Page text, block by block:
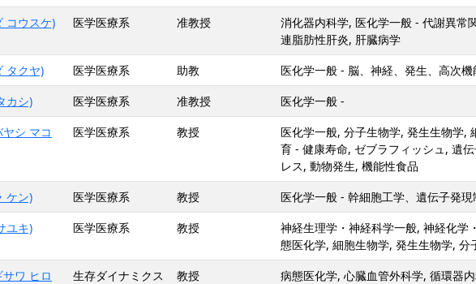
コウスケ)
医学医療系 准教授
消化器内科学, 医化学一般 - 代謝異常
連脂肪性肝炎, 肝臓病学
タクヤ)
医学医療系 助教
医化学一般 - 脳、神経、発生、高次機
カシ)
医学医療系 准教授
医化学一般 -
シ マコ
医学医療系 教授
医化学一般, 分子生物学, 発生生物学,
育 - 健康寿命, ゼブラフィッシュ, 遺
レス, 動物発生, 機能性食品
ケン)
医学医療系 教授
医化学一般 - 幹細胞工学、遺伝子発現
ユキ)
医学医療系 教授
神経生理学・神経科学一般, 神経化学
態医化学, 細胞生物学, 発生生物学, 分
ワ ヒロ
生存ダイナミクス
教授
病態医化学, 心臓血管外科学, 循環器